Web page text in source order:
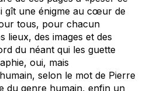
gît une énigme au cœur de
tous, pour chacun
lieux, des images et des
du néant qui les guette
oui, mais
selon le mot de Pierre
du genre humain, enfin un